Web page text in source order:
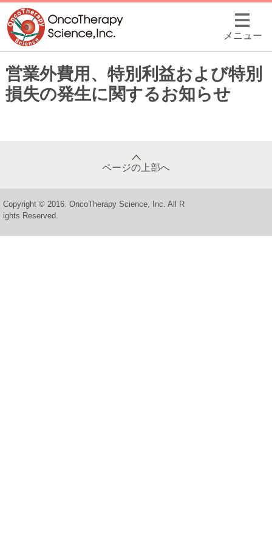
メニュー
営業外費用、特別利益および特別
損失の発生に関するお知らせ
ページの上部へ
Copyright © 2016. OncoTherapy Science, Inc. All R
ights Reserved.